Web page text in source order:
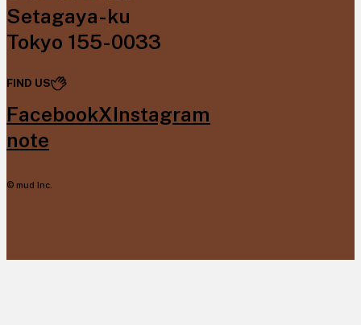
Setagaya-ku
Tokyo 155-0033
FIND US
FacebookXInstagram
note
© mud Inc.